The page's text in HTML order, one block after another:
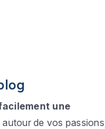
une
autour de vos passions,